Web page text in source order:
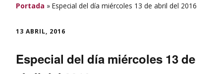
Portada » Especial del día miércoles 13 de abril del 2016
13 ABRIL, 2016
Especial del día miércoles 13 de